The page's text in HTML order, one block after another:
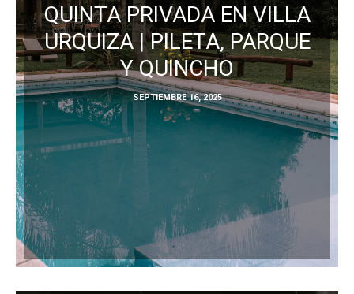
QUINTA PRIVADA EN VILLA
URQUIZA | PILETA, PARQUE
Y QUINCHO
SEPTIEMBRE 16, 2025